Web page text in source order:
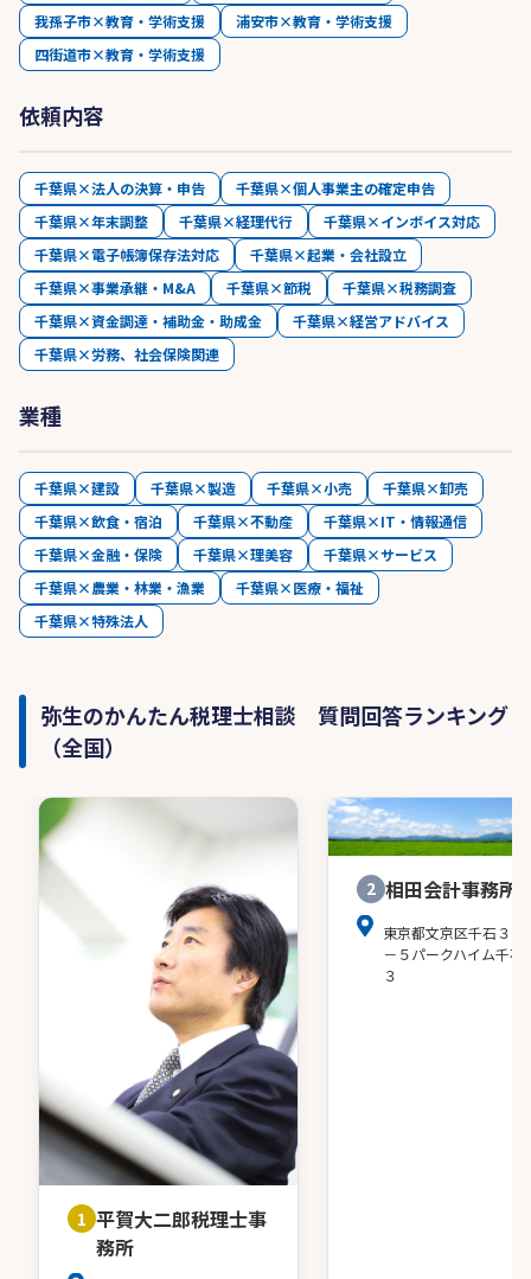
我孫子市×教育・学術支援
浦安市×教育・学術支援
四街道市×教育・学術支援
依頼内容
千葉県×法人の決算・申告
千葉県×個人事業主の確定申告
千葉県×年末調整
千葉県×経理代行
千葉県×インボイス対応
千葉県×電子帳簿保存法対応
千葉県×起業・会社設立
千葉県×事業承継・M&A
千葉県×節税
千葉県×税務調査
千葉県×資金調達・補助金・助成金
千葉県×経営アドバイス
千葉県×労務、社会保険関連
業種
千葉県×建設 千葉県×製造 千葉県×小売
千葉県×卸売
千葉県×飲食・宿泊
千葉県×不動産
千葉県×IT・情報通信
千葉県×金融・保険
千葉県×理美容
千葉県×サービス
千葉県×農業・林業・漁業
千葉県×医療・福祉
千葉県×特殊法人
弥生のかんたん税理士相談 質問回答ランキング
（全国）
1 平賀大二郎税理士事
務所
2 相田会計事務所
東京都文京区千石３－
－５パークハイム千石
３